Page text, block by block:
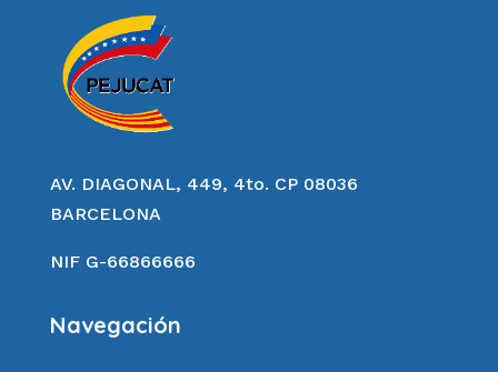
AV. DIAGONAL, 449, 4to. CP 08036
BARCELONA
NIF G-66866666
Navegación